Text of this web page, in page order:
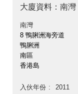
大廈資料：南灣
南灣
8 鴨脷洲海旁道
鴨脷洲
南區
香港島
入伙年份
2011